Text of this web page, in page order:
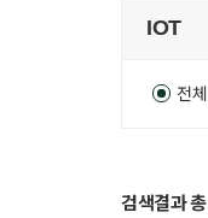
전체
검색결과 총